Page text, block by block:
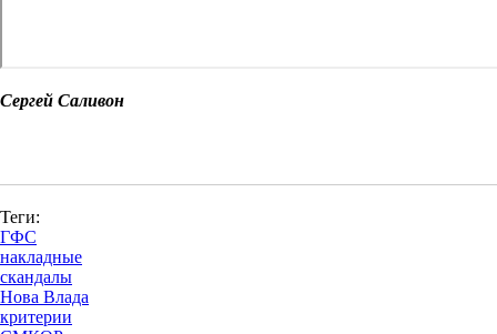
Сергей Саливон
Теги:
ГФС
накладные
скандалы
Нова Влада
критерии